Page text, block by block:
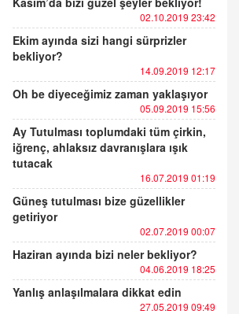
02.10.2019 23:42
Ekim ayında sizi hangi sürprizler
bekliyor?
14.09.2019 12:17
Oh be diyeceğimiz zaman yaklaşıyor
05.09.2019 15:56
Ay Tutulması toplumdaki tüm çirkin,
iğrenç, ahlaksız davranışlara ışık
tutacak
16.07.2019 01:19
Güneş tutulması bize güzellikler
getiriyor
02.07.2019 00:07
Haziran ayında bizi neler bekliyor?
04.06.2019 18:25
Yanlış anlaşılmalara dikkat edin
27.05.2019 09:49